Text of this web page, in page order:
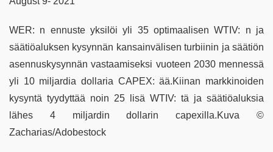
WER: n ennuste yksilöi yli 35 optimaalisen WTIV: n ja
säätiöaluksen kysynnän kansainvälisen turbiinin ja säätiön
asennuskysynnän vastaamiseksi vuoteen 2030 mennessä
yli 10 miljardia dollaria CAPEX: ää.Kiinan markkinoiden
kysyntä tyydyttää noin 25 lisä WTIV: tä ja säätiöaluksia
lähes 4 miljardin dollarin capexilla.Kuva ©
Zacharias/Adobestock